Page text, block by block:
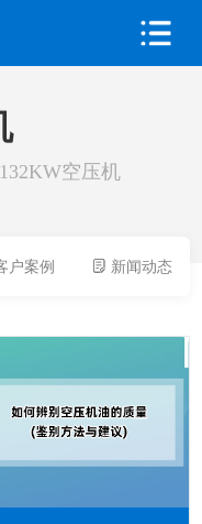
空压机
户案例 新闻动态